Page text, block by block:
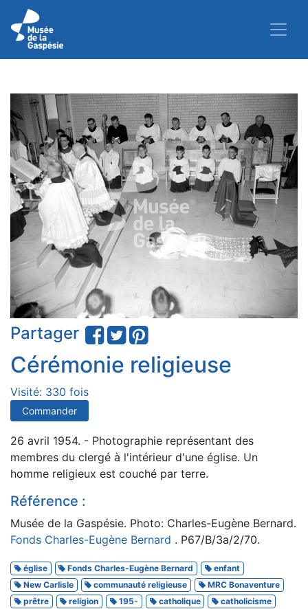
Partager
Cérémonie religieuse
Visité: 330 fois
Commander
26 avril 1954. - Photographie représentant des
membres du clergé à l'intérieur d'une église. Un
homme religieux est couché par terre.
Référence :
Musée de la Gaspésie. Photo: Charles-Eugène Bernard.
Fonds Charles-Eugène Bernard . P67/B/3a/2/70.
église Fonds Charles-Eugène Bernard
enfant
New Carlisle
communauté religieuse
MRC Bonaventure
prêtre
religion 195- catholique
catholicisme